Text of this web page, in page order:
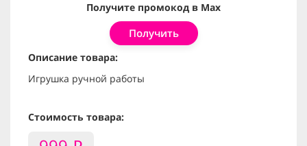
Получите промокод в Max
Получить
Описание товара:
Игрушка ручной работы
Стоимость товара: